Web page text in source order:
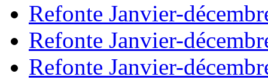
Refonte Janvier-
Refonte Janvier-
Refonte Janvier-